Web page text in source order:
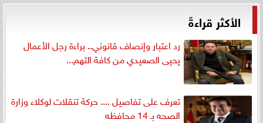
الأكثر قراءةً
رد اعتبار وإنصاف قانوني.. براءة رجل الأعمال
يحيى الصعيدي من كافة التهم...
تعرف على تفاصيل .... حركة تنقلات لوكلاء وزارة
الصحه بـ 14 محافظه